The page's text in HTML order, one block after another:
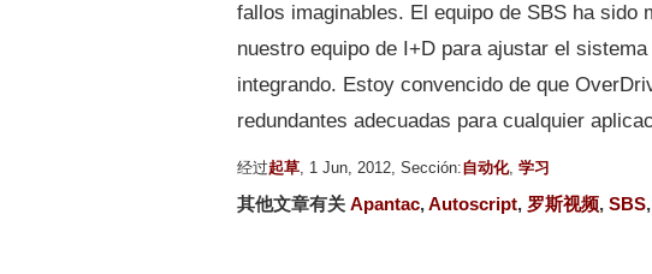
fallos imaginables. El equipo de SBS ha sido
nuestro equipo de I+D para ajustar el
integrando. Estoy convencido de que
redundantes adecuadas para cualquier
经过起草 , 1 Jun, 2012, Sección:自动化, 学习
其他文章有关 Apantac,Autoscript, 罗斯视频, SBS,